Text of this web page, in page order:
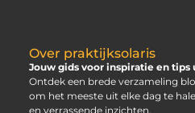
Over praktijksolaris
Jouw gids voor inspiratie en
Ontdek een brede verzameling
om het meeste uit elke dag te
en verrassende inzichten.